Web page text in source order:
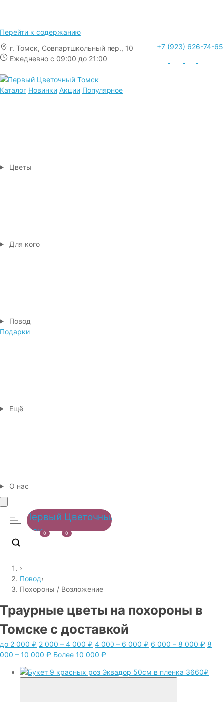
Перейти к содержанию
г. Томск, Совпартшкольный пер., 10
Ежедневно с 09:00 до 21:00
+7 (923) 626-74-65
Каталог Новинки Акции Популярное
Цветы
Для кого
Повод
Подарки
Ещё
О нас
0 0
›
Повод›
Похороны / Возложение
Траурные цветы на похороны в
Томске с доставкой
до 2 000 ₽ 2 000 – 4 000 ₽ 4 000 – 6 000 ₽ 6 000 – 8 000 ₽ 8
000 – 10 000 ₽ Более 10 000 ₽
3660₽